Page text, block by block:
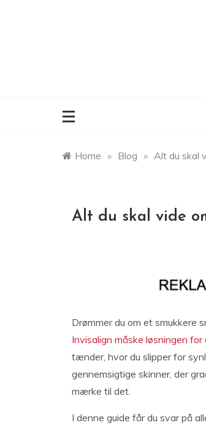
Home » Blog » Alt du skal
Alt du skal vide
Drømmer du om et smukkere
Invisalign måske løsningen for
tænder, hvor du slipper for
gennemsigtige skinner, der
mærke til det.
I denne guide får du svar på